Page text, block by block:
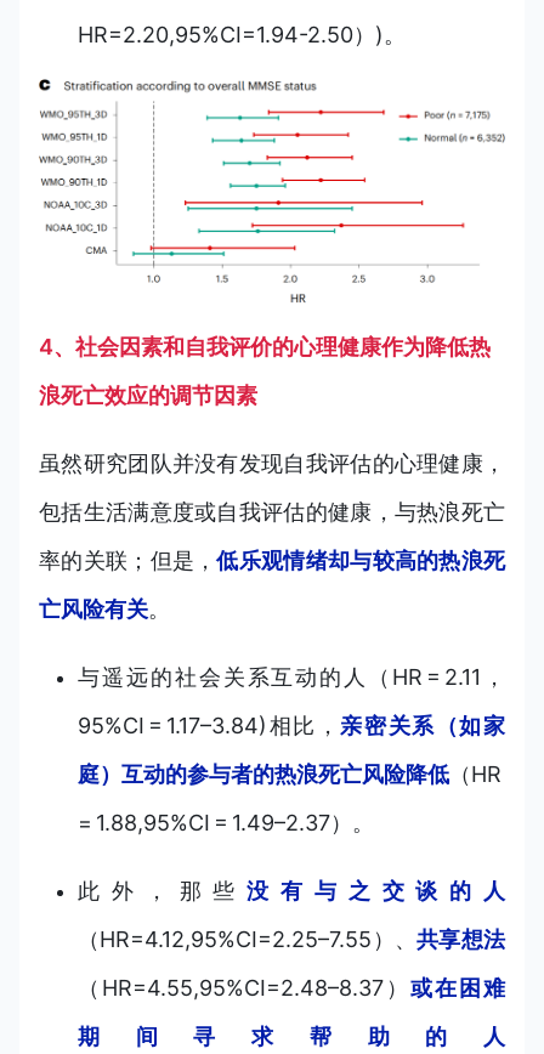
HR=2.20,95%CI=1.94-2.50）)。
4、社会因素和自我评价的心理健康作为降低热
浪死亡效应的调节因素
虽然研究团队并没有发现自我评估的心理健康，
包括生活满意度或自我评估的健康，与热浪死亡
率的关联；但是，低乐观情绪却与较高的热浪死
亡风险有关。
与遥远的社会关系互动的人（HR = 2.11，
95%CI = 1.17–3.84)相比，亲密关系（如家
庭）互动的参与者的热浪死亡风险降低 （HR
= 1.88,95%CI = 1.49–2.37）。
此外，那些没有与之交谈的人
（HR=4.12,95%CI=2.25–7.55）、共享想法
（HR=4.55,95%CI=2.48–8.37） 或在困难
期间寻求帮助的人